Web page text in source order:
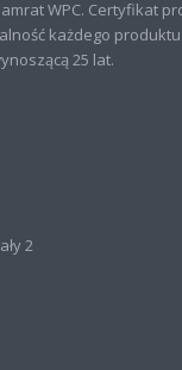
WPC. Certyfikat
każdego
25 lat.
2